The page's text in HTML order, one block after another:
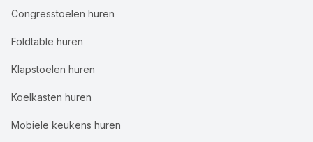
Congresstoelen huren
Foldtable huren
Klapstoelen huren
Koelkasten huren
Mobiele keukens huren